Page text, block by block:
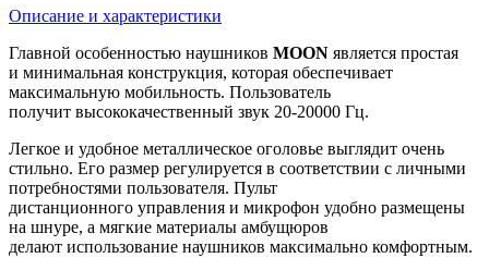
Описание и характеристики
Главной особенностью наушников MOON является простая
и минимальная конструкция, которая обеспечивает
максимальную мобильность. Пользователь
получит высококачественный звук 20-20000 Гц.
Легкое и удобное металлическое оголовье выглядит очень
стильно. Его размер регулируется в соответствии с личными
потребностями пользователя. Пульт
дистанционного управления и микрофон удобно размещены
на шнуре, а мягкие материалы амбущюров
делают использование наушников максимально комфортным.